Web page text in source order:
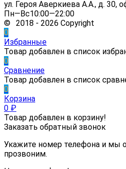
ул. Героя Аверкиева А.А., д. 30,
Пн—Вс10:00—22:00
© 2018 - 2026 Copyright
0
Избранные
Товар добавлен в список
0
Сравнение
Товар добавлен в список
0
Корзина
0 ₽
Товар добавлен в корзину!
Заказать обратный звонок
Укажите номер телефона и мы
прозвоним.